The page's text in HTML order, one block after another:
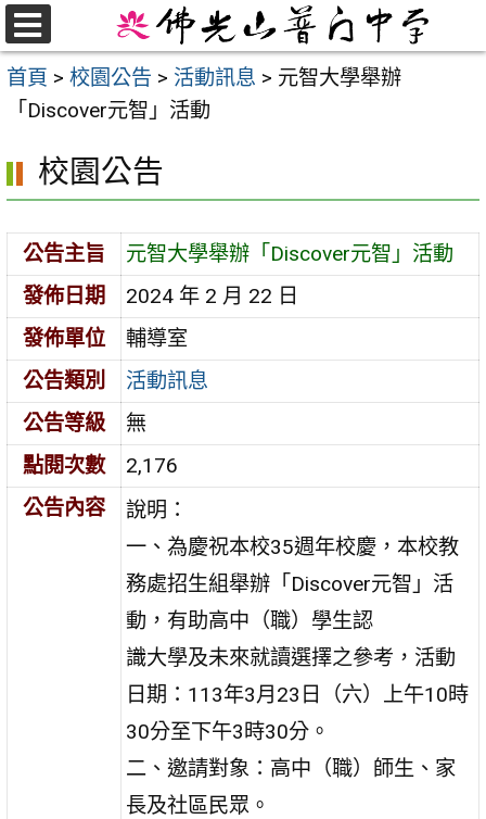
跳
至
主首頁 > 校園公告 > 活動訊息 > 元智大學舉辦
「Discover元智」活動
校園公告
公告主旨
元智大學舉辦「Discover元智」活動
發佈日期
2024 年 2 月 22 日
發佈單位
輔導室
公告類別
活動訊息
公告等級
無
點閱次數
2,176
公告內容
說明：
一、為慶祝本校35週年校慶，本校教
務處招生組舉辦「Discover元智」活
動，有助高中（職）學生認
識大學及未來就讀選擇之參考，活動
日期：113年3月23日（六）上午10時
30分至下午3時30分。
二、邀請對象：高中（職）師生、家
長及社區民眾。
選
單